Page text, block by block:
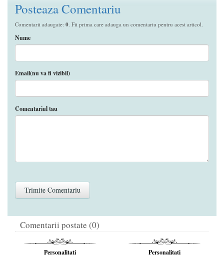
Posteaza Comentariu
Comentarii adaugate: 0. Fii prima care adauga un comentariu pentru acest articol.
Nume
Email(nu va fi vizibil)
Comentariul tau
Comentarii postate (0)
Personalitati Personalitati